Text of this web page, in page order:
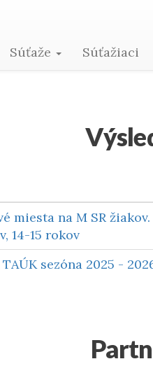
Súťaže Súťažiaci
miesta na M SR
14-15 rokov
sezóna 2025 -